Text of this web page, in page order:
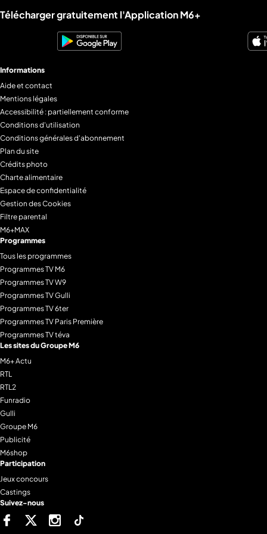
Liens utiles M6+.
Télécharger gratuitement l'Application M6+
Informations
Aide et contact
Mentions légales
Accessibilité : partiellement conforme
Conditions d'utilisation
Conditions générales d'abonnement
Plan du site
Crédits photo
Charte alimentaire
Espace de confidentialité
Gestion des Cookies
Filtre parental
M6+MAX
Programmes
Tous les programmes
Programmes TV M6
Programmes TV W9
Programmes TV Gulli
Programmes TV 6ter
Programmes TV Paris Première
Programmes TV téva
Les sites du Groupe M6
M6+ Actu
RTL
RTL2
Funradio
Gulli
Groupe M6
Publicité
M6shop
Participation
Jeux concours
Castings
Suivez-nous
FacebookTwitter Instagram